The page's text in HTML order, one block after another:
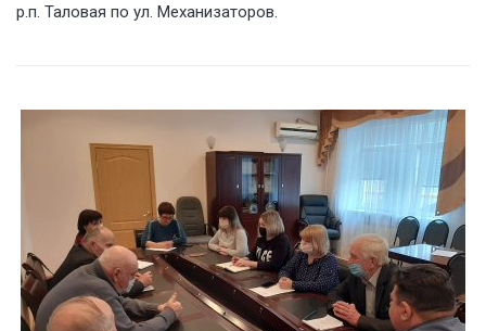
р.п. Таловая по ул. Механизаторов.